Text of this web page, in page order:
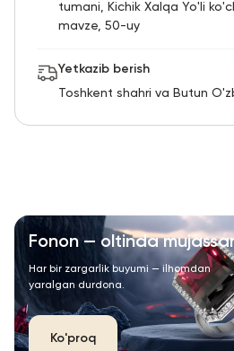
tumani, Kichik Xalqa Yo'li
mavze, 50-uy
Yetkazib berish
Toshkent shahri va Butun
Fonon — oltinda
Har bir zargarlik buyumi — ilhomdan
yaralgan durdona.
Ko'proq